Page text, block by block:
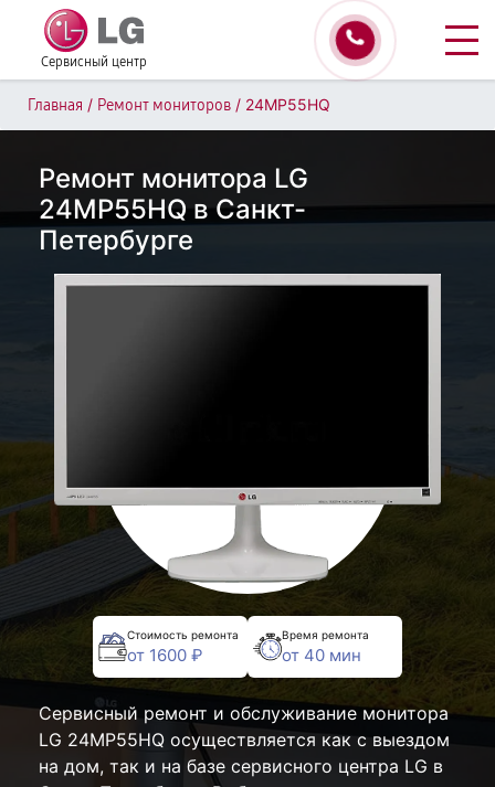
Сервисный центр
Главная / Ремонт мониторов / 24MP55HQ
Ремонт монитора LG
24MP55HQ в Санкт-
Петербурге
Стоимость ремонта
от 1600 ₽
Время ремонта
от 40 мин
Сервисный ремонт и обслуживание монитора
LG 24MP55HQ осуществляется как с выездом
на дом, так и на базе сервисного центра LG в